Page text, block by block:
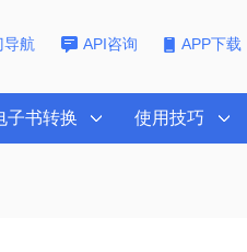
导航 API咨询 APP下载
子书转换 使用技巧